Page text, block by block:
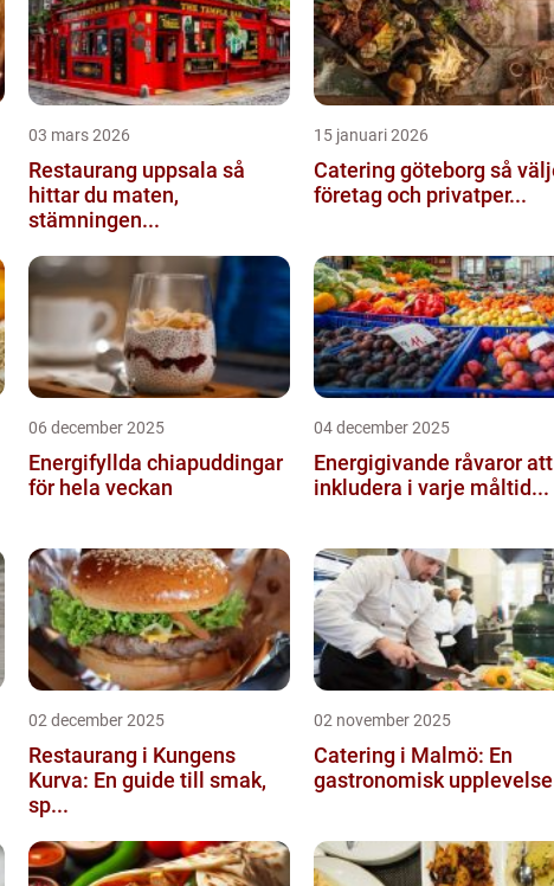
03 mars 2026
Restaurang uppsala så
hittar du maten,
stämningen...
15 januari 2026
Catering göteborg så väljer
företag och privatper...
06 december 2025
Energifyllda chiapuddingar
för hela veckan
04 december 2025
Energigivande råvaror att
inkludera i varje måltid...
02 december 2025
Restaurang i Kungens
Kurva: En guide till smak,
sp...
02 november 2025
Catering i Malmö: En
gastronomisk upplevelse